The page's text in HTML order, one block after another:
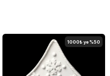
1000₺ ye %50